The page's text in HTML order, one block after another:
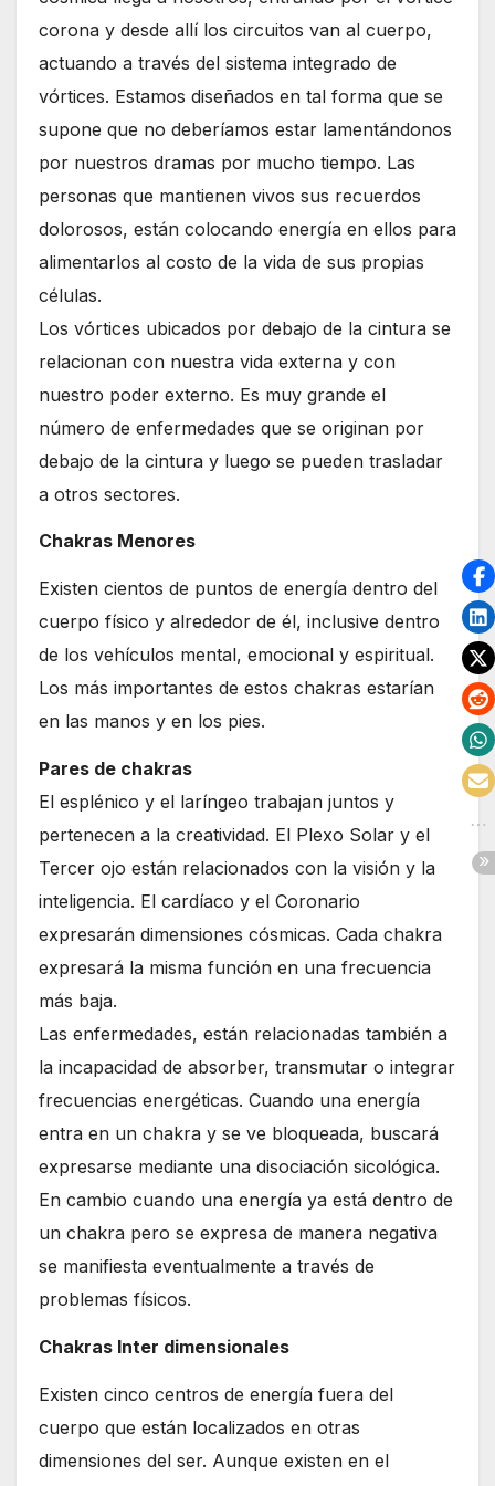
corona y desde allí los circuitos van al cuerpo,
actuando a través del sistema integrado de
vórtices. Estamos diseñados en tal forma que se
supone que no deberíamos estar lamentándonos
por nuestros dramas por mucho tiempo. Las
personas que mantienen vivos sus recuerdos
dolorosos, están colocando energía en ellos para
alimentarlos al costo de la vida de sus propias
células.
Los vórtices ubicados por debajo de la cintura se
relacionan con nuestra vida externa y con
nuestro poder externo. Es muy grande el
número de enfermedades que se originan por
debajo de la cintura y luego se pueden trasladar
a otros sectores.
Chakras Menores
Existen cientos de puntos de energía dentro del
cuerpo físico y alrededor de él, inclusive dentro
de los vehículos mental, emocional y espiritual.
Los más importantes de estos chakras estarían
en las manos y en los pies.
Pares de chakras
El esplénico y el laríngeo trabajan juntos y
pertenecen a la creatividad. El Plexo Solar y el
Tercer ojo están relacionados con la visión y la
inteligencia. El cardíaco y el Coronario
expresarán dimensiones cósmicas. Cada chakra
expresará la misma función en una frecuencia
más baja.
Las enfermedades, están relacionadas también a
la incapacidad de absorber, transmutar o integrar
frecuencias energéticas. Cuando una energía
entra en un chakra y se ve bloqueada, buscará
expresarse mediante una disociación sicológica.
En cambio cuando una energía ya está dentro de
un chakra pero se expresa de manera negativa
se manifiesta eventualmente a través de
problemas físicos.
Chakras Inter dimensionales
Existen cinco centros de energía fuera del
cuerpo que están localizados en otras
dimensiones del ser. Aunque existen en el